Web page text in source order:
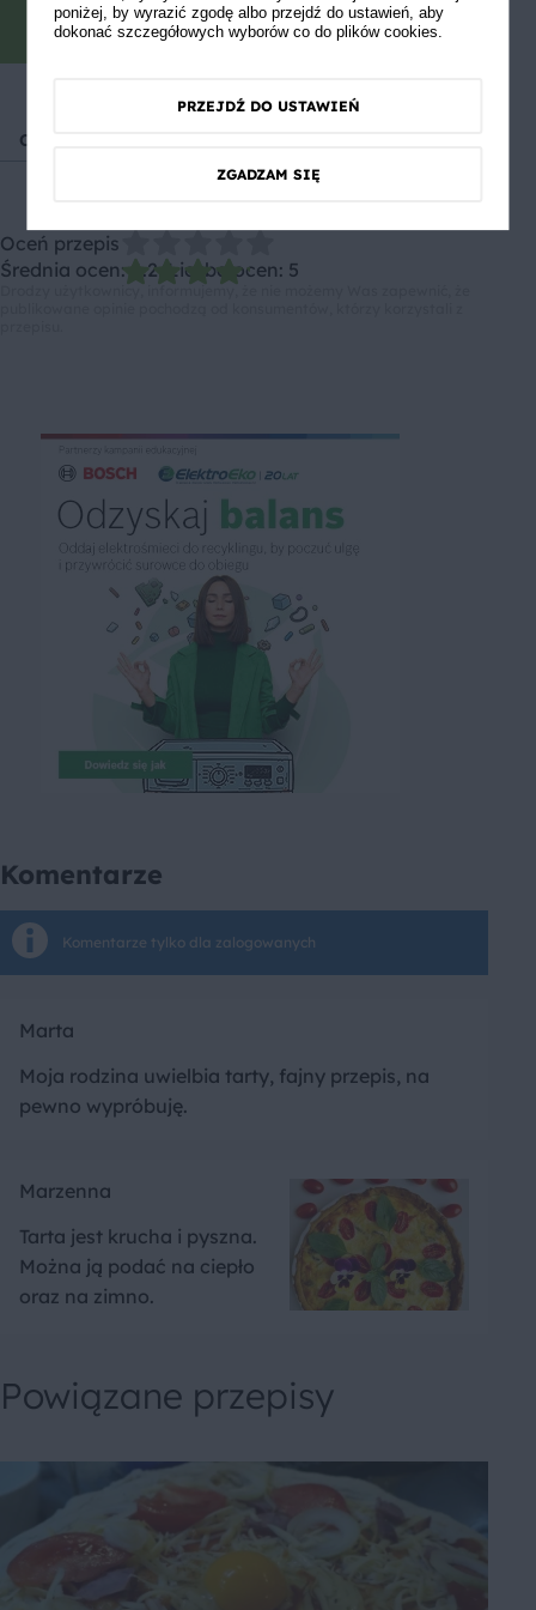
zainspiruj innych!
Obiad
Oceń przepis
Średnia ocen: 4.2, Liczba ocen: 5
Komentarze
Komentarze tylko dla zalogowanych
Marta
Moja rodzina uwielbia tarty, fajny przepis, na
pewno wypróbuję.
Marzenna
Tarta jest krucha i pyszna.
Można ją podać na ciepło
oraz na zimno.
Powiązane przepisy
poniżej, by wyrazić zgodę albo przejdź do ustawień, aby
dokonać szczegółowych wyborów co do plików cookies.
PRZEJDŹ DO USTAWIEŃ
ZGADZAM SIĘ